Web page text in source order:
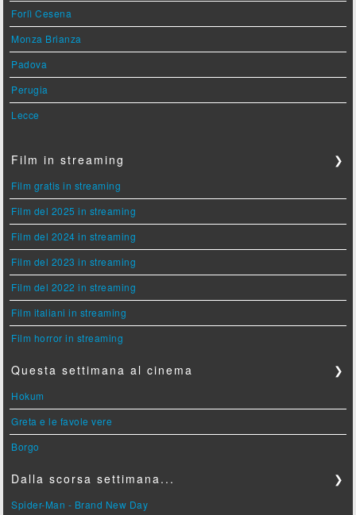
Forlì Cesena
Monza Brianza
Padova
Perugia
Lecce
Film in streaming ❯
Film gratis in streaming
Film del 2025 in streaming
Film del 2024 in streaming
Film del 2023 in streaming
Film del 2022 in streaming
Film italiani in streaming
Film horror in streaming
Questa settimana al cinema ❯
Hokum
Greta e le favole vere
Borgo
Dalla scorsa settimana... ❯
Spider-Man - Brand New Day